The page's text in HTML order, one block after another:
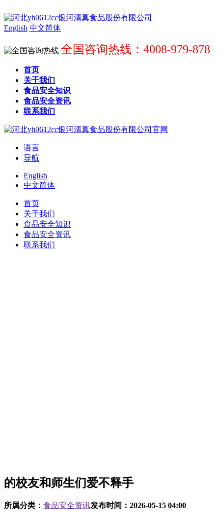
English 中文简体
全国咨询热线：4008-979-878
首页
关于我们
食品安全知识
食品安全资讯
联系我们
语言
导航
English
中文简体
首页
关于我们
食品安全知识
食品安全资讯
联系我们
的校友和师生们爱不释手
所属分类： 食品安全资讯发布时间： 2026-05-15 04:00